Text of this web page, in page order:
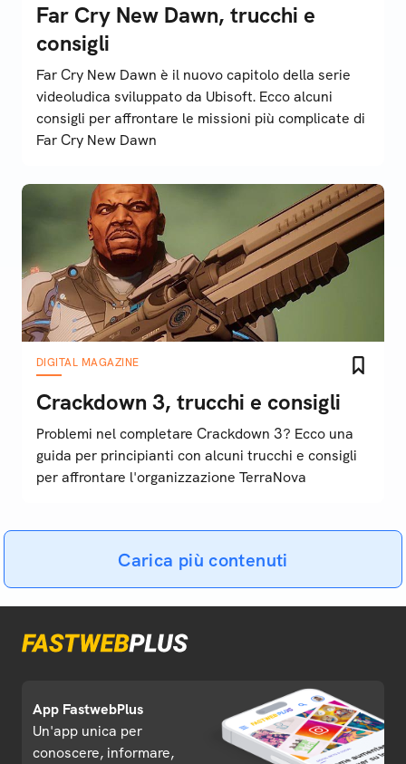
Far Cry New Dawn, trucchi e
consigli
Far Cry New Dawn è il nuovo capitolo della serie
videoludica sviluppato da Ubisoft. Ecco alcuni
consigli per affrontare le missioni più complicate di
Far Cry New Dawn
DIGITAL MAGAZINE
Crackdown 3, trucchi e consigli
Problemi nel completare Crackdown 3? Ecco una
guida per principianti con alcuni trucchi e consigli
per affrontare l'organizzazione TerraNova
Carica più contenuti
App FastwebPlus
Un'app unica per
conoscere, informare,